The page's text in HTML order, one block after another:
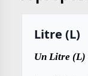
Litre (L)
Un Litre (L)